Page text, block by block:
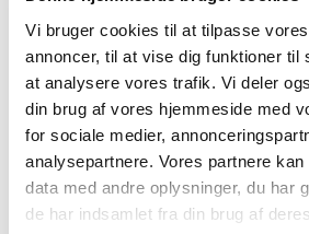
Vi bruger cookies til at tilpasse
annoncer, til at vise dig funktioner til
at analysere vores trafik. Vi deler
din brug af vores hjemmeside med
for sociale medier,
analysepartnere. Vores partnere
data med andre oplysninger, du har
de har indsamlet fra din brug af
høringssvar om tilskudsstatus
knogleskørhed
|27. november 2019|
Medicintilskudsnævnets forslag til
tilskudsstatus for medicin mod
Formidlingsmøde om
ved HPV-vaccinen